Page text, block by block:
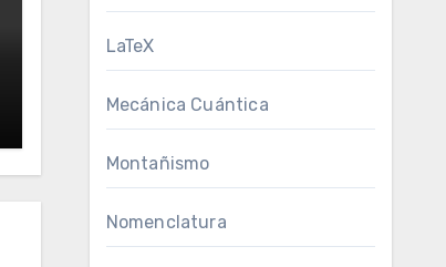
LaTeX
Mecánica Cuántica
Montañismo
Nomenclatura